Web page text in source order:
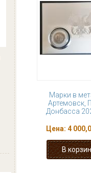
Марки в
Артемовск,
Донбасса
Цена: 4